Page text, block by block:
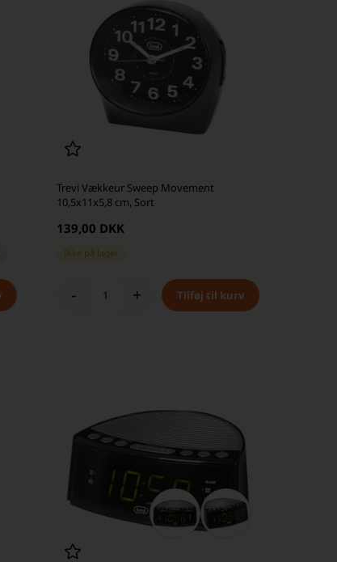
Trevi Vækkeur Sweep Movement
10,5x11x5,8 cm, Sort
139,00 DKK
Ikke på lager
- +